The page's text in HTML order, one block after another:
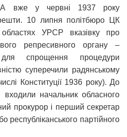
А вже у червні 1937 року
10 липня політбюро ЦК
УРСР вказівку про
репресивного органу –
спрощення процедури
суперечили радянському
Конституції 1936 року). До
входили начальник обласного
прокурор і перший секретар
республіканського партійного